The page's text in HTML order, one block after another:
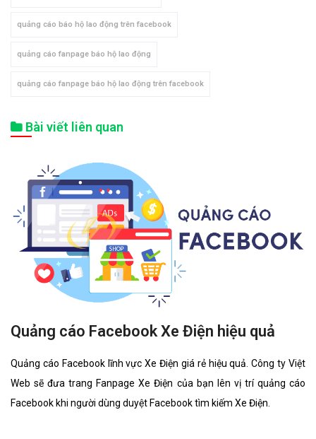
quảng cáo báo hộ lao động trên facebook
quảng cáo fanpage báo hộ lao động
quảng cáo fanpage báo hộ lao động trên facebook
Bài viết liên quan
Quảng cáo Facebook Xe Điện hiệu quả
Quảng cáo Facebook lĩnh vực Xe Điện giá rẻ hiệu quả. Công ty Việt
Web sẽ đưa trang Fanpage Xe Điện của bạn lên vị trí quảng cáo
Facebook khi người dùng duyệt Facebook tìm kiếm Xe Điện.